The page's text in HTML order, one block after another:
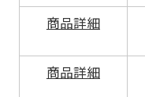
商品詳細
商品詳細